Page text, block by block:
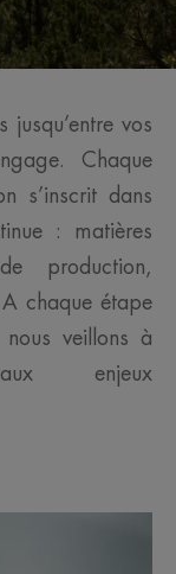
jusqu’entre vos
Chaque
s’inscrit dans
: matières
production,
chaque étape
veillons à
enjeux